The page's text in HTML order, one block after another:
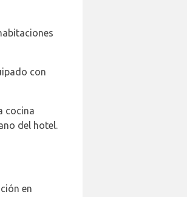
con
cocina
del hotel.
en